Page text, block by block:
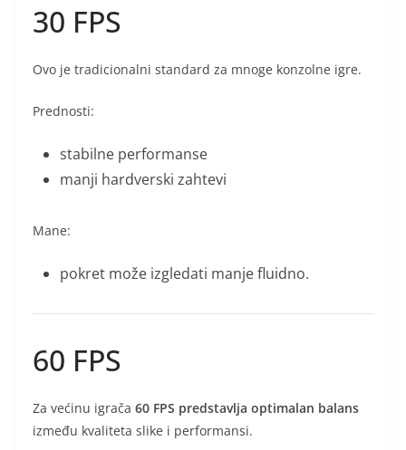
30 FPS
Ovo je tradicionalni standard za mnoge konzolne igre.
Prednosti:
stabilne performanse
manji hardverski zahtevi
Mane:
pokret može izgledati manje fluidno.
60 FPS
Za većinu igrača 60 FPS predstavlja optimalan balans
između kvaliteta slike i performansi.